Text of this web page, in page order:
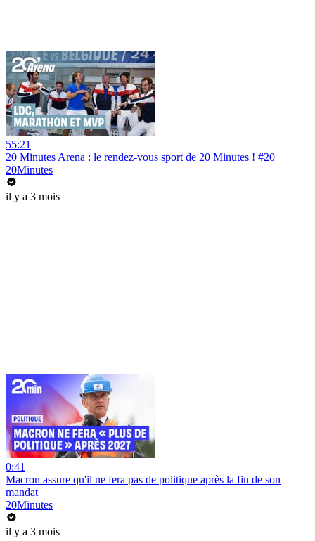
55:21
20 Minutes Arena : le rendez-vous sport de 20 Minutes ! #20
20Minutes
il y a 3 mois
0:41
Macron assure qu'il ne fera pas de politique après la fin de son
mandat
20Minutes
il y a 3 mois